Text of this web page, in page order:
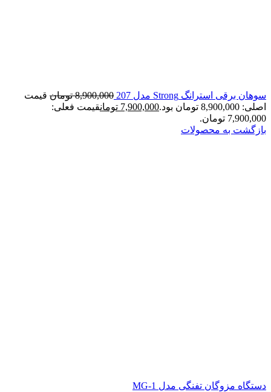
سوهان برقی استرانگ Strong مدل 207 8,900,000 تومان قیمت
اصلی: 8,900,000 تومان بود.
7,900,000 تومانقیمت فعلی:
7,900,000 تومان.
بازگشت به محصولات
دستگاه مزوگان تفنگی مدل MG-1